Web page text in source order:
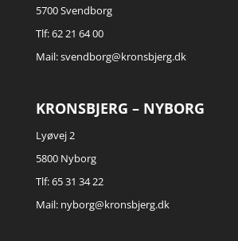
5700 Svendborg
Tlf: 62 21 64 00
Mail:svendborg@kronsbjerg.dk
KRONSBJERG – NYBORG
Lyøvej 2
5800 Nyborg
Tlf: 65 31 34 22
Mail: nyborg@kronsbjerg.dk